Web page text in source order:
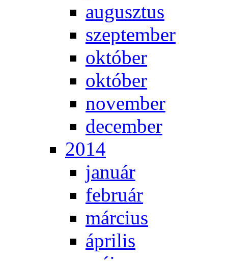
au­gusz­tus
szep­tem­ber
ok­tó­ber
ok­tó­ber
no­vem­ber
de­cem­ber
2014
ja­nu­ár
feb­ru­ár
már­ci­us
áp­ri­lis